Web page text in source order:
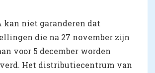
kan niet garanderen dat
die na 27 november zijn
voor 5 december worden
Het distributiecentrum van